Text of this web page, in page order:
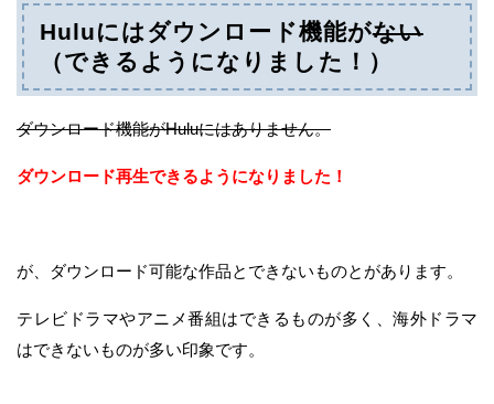
Huluにはダウンロード機能がない
（できるようになりました！）
ダウンロード機能がHuluにはありません。
ダウンロード再生できるようになりました！
が、ダウンロード可能な作品とできないものとがあります。
テレビドラマやアニメ番組はできるものが多く、海外ドラマ
はできないものが多い印象です。